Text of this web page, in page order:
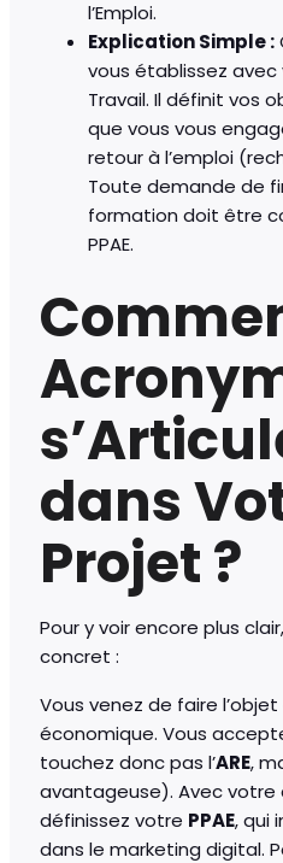
l’Emploi.
Explication Simple :
vous établissez avec
Travail. Il définit vos
que vous vous
retour à l’emploi
Toute demande de
formation doit être
PPAE.
dans
Projet ?
Pour y voir encore plus
concret :
Vous venez de faire
économique. Vous
touchez donc pas l’ARE,
avantageuse). Avec votre
définissez votre PPAE, qui
dans le marketing digital.